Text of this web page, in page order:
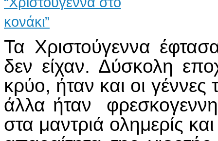
Τα Χριστούγεννα
δεν είχαν. Δύσκολη
κρύο, ήταν και οι
άλλα ήταν
στα μαντριά ολημερίς